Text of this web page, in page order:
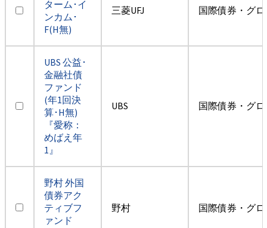
ターム･イ
ンカム･
F(H無)
三菱UFJ 国際債券・グ
UBS 公益･
金融社債
ファンド
(年1回決
算･H無)
『愛称：
めばえ年
1』
UBS 国際債券・グ
野村 外国
債券アク
ティブフ
ァンド
野村 国際債券・グ